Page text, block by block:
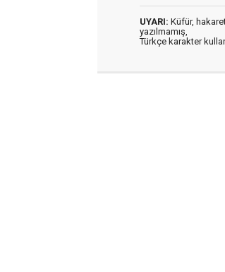
UYARI: Küfür,
yazılmamış,
Türkçe karakter